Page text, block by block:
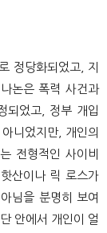
정당화되었고, 지
논은 폭력 사건과
되었고, 정부 개입
니었지만, 개인의
전형적인 사이비
산이나 릭 로스가
님을 분명히 보여
안에서 개인이 얼